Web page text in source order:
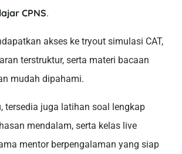
CPNS.
akses ke tryout simulasi CAT,
terstruktur, serta materi bacaan
mudah dipahami.
tersedia juga latihan soal lengkap
mendalam, serta kelas live
mentor berpengalaman yang siap